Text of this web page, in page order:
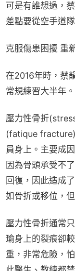
可是有誰想過，
差點要從空手道
克服傷患困擾 重
在2016年時，蔡
常規練習大半年。
壓力性骨折
(fatique
員身上。主要成
因為骨頭承受不
回復，因此造成
如骨折或移位，
壓力性骨折通常
瑜身上的裂痕卻
重，非常危險，